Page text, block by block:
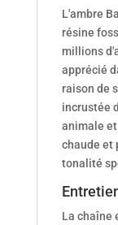
L'ambre
résine
millions
apprécié
raison de
incrustée
animale
chaude et
tonalité
La chaîne